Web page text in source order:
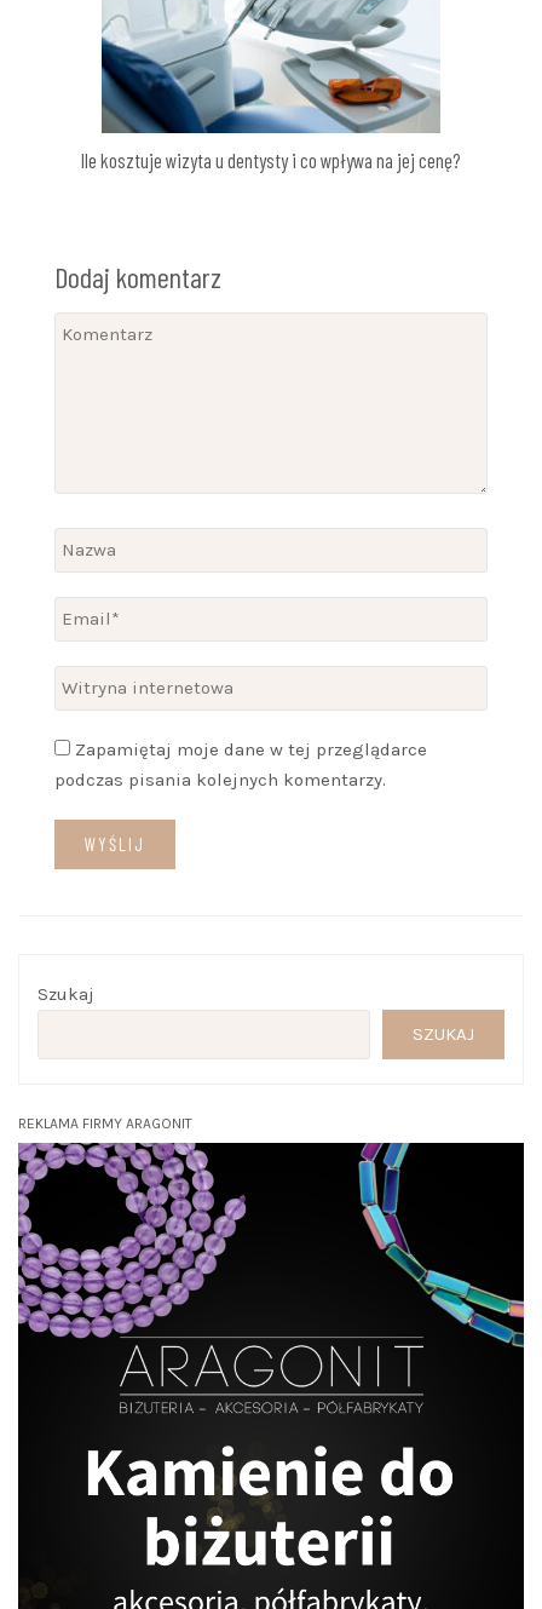
Ile kosztuje wizyta u dentysty i co wpływa na jej cenę?
Dodaj komentarz
Zapamiętaj moje dane w tej przeglądarce
podczas pisania kolejnych komentarzy.
Szukaj
SZUKAJ
REKLAMA FIRMY ARAGONIT